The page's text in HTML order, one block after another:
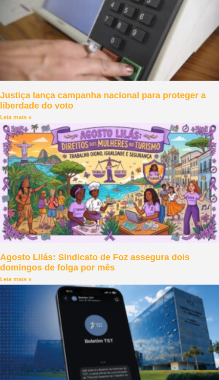
Justiça lança campanha nacional para proteger a
liberdade do voto
Leia mais »
Agosto Lilás: Sindicato de Foz assegura dois
domingos de folga por mês
Leia mais »